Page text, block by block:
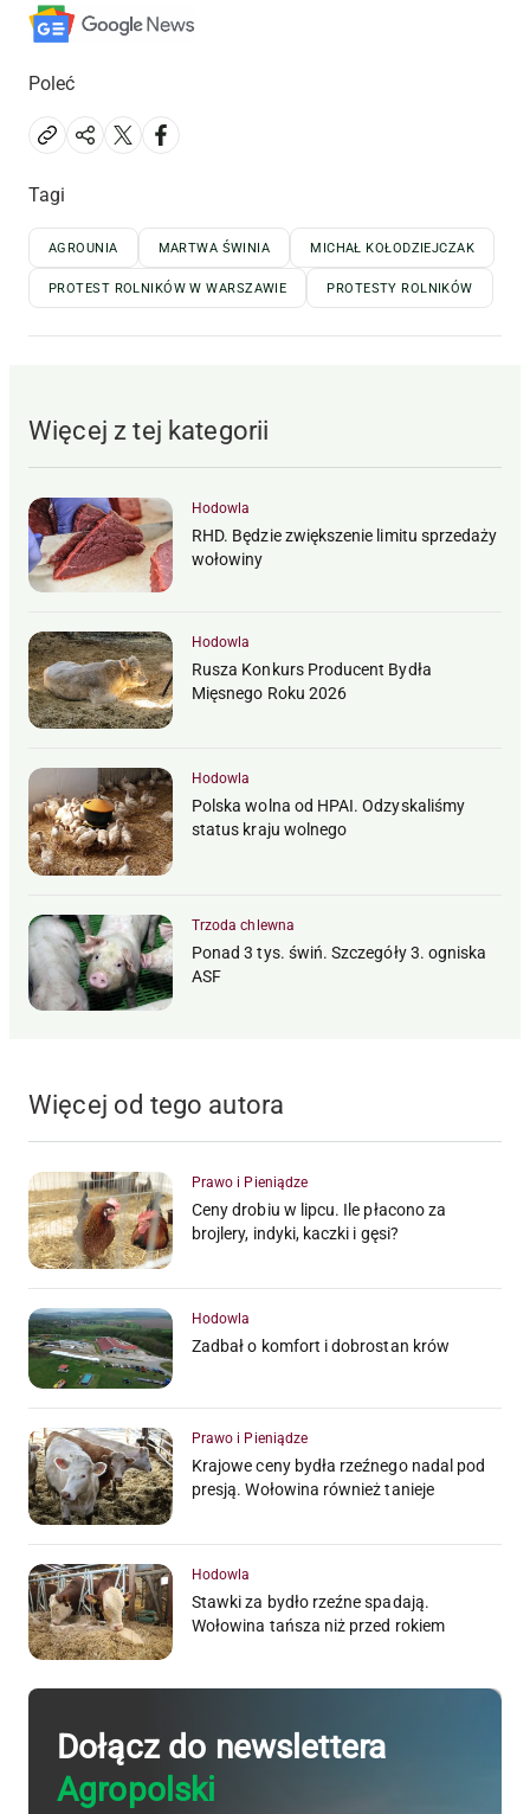
Poleć
Tagi
AGROUNIA MARTWA ŚWINIA MICHAŁ KOŁODZIEJCZAK
PROTEST ROLNIKÓW W WARSZAWIE PROTESTY ROLNIKÓW
Więcej z tej kategorii
Hodowla
RHD. Będzie zwiększenie limitu sprzedaży
wołowiny
Hodowla
Rusza Konkurs Producent Bydła
Mięsnego Roku 2026
Hodowla
Polska wolna od HPAI. Odzyskaliśmy
status kraju wolnego
Trzoda chlewna
Ponad 3 tys. świń. Szczegóły 3. ogniska
ASF
Więcej od tego autora
Prawo i Pieniądze
Ceny drobiu w lipcu. Ile płacono za
brojlery, indyki, kaczki i gęsi?
Hodowla
Zadbał o komfort i dobrostan krów
Prawo i Pieniądze
Krajowe ceny bydła rzeźnego nadal pod
presją. Wołowina również tanieje
Hodowla
Stawki za bydło rzeźne spadają.
Wołowina tańsza niż przed rokiem
Dołącz do newslettera
Agropolski